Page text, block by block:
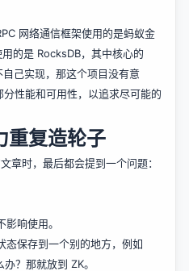
网络通信框架使用的是蚂蚁金
的是 RocksDB，其中核心的
己实现，那这个项目没有意
性能和可用性，以追求尽可能的
重复造轮子
章时，最后都会提到一个问题：
响使用。
态保存到一个别的地方，例如
？那就放到 ZK。